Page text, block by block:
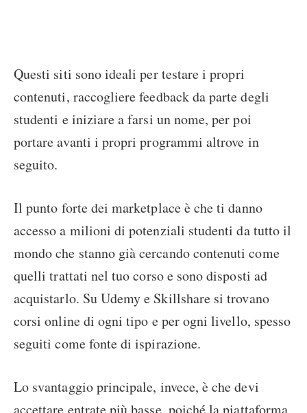
Questi siti sono ideali per testare i propri
contenuti, raccogliere feedback da parte degli
studenti e iniziare a farsi un nome, per poi
portare avanti i propri programmi altrove in
seguito.
Il punto forte dei marketplace è che ti danno
accesso a milioni di potenziali studenti da tutto il
mondo che stanno già cercando contenuti come
quelli trattati nel tuo corso e sono disposti ad
acquistarlo. Su Udemy e Skillshare si trovano
corsi online di ogni tipo e per ogni livello, spesso
seguiti come fonte di ispirazione.
Lo svantaggio principale, invece, è che devi
accettare entrate più basse, poiché la piattaforma